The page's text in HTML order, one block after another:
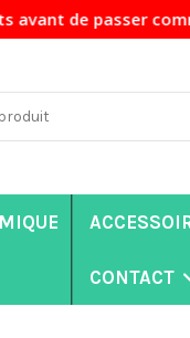
commande.
CONTACT